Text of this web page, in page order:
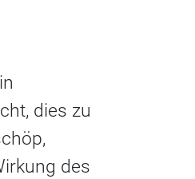
dies zu
des